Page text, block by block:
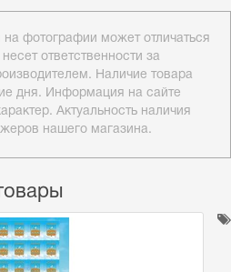
на фотографии может отличаться
ответственности за
Наличие товара
дня. Информация на сайте
Актуальность наличия
нашего магазина.